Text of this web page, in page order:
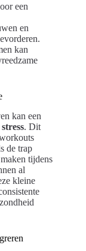
een
en
kan
kan een
. Dit
de trap
tijdens
al
kleine